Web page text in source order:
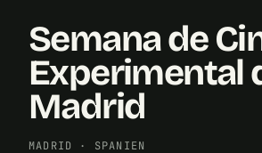
Semana de
Experimental
Madrid
MADRID · SPANIEN